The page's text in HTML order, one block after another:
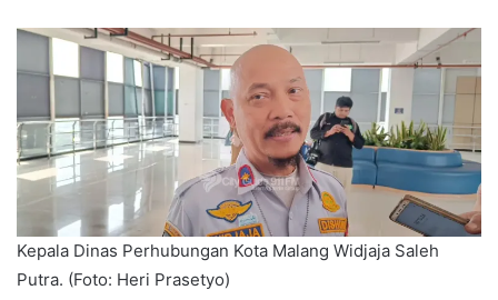
Kepala Dinas Perhubungan Kota Malang Widjaja Saleh
Putra. (Foto: Heri Prasetyo)